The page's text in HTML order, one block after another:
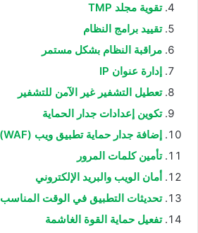
تقوية مجلد TMP
تقييد برامج النظام
مراقبة النظام بشكل مستمر
إدارة عنوان IP
تعطيل التشفير غير الآمن للتشفير
تكوين إعدادات جدار الحماية
إضافة جدار حماية تطبيق ويب (WAF)
تأمين كلمات المرور
أمان الويب والبريد الإلكتروني
تحديثات التطبيق في الوقت المناسب
تفعيل حماية القوة الغاشمة